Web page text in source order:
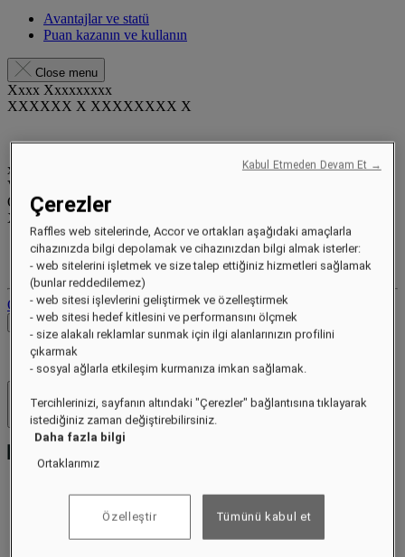
Avantajlar ve statü
Puan kazanın ve kullanın
Close menu
Xxxx Xxxxxxxxx
XXXXXX X XXXXXXXX X
xxxxxxxx
Valid until
Ödül puanlar
XXXpts
Sadakat hesabınız
Rezervasyonlarınız
Oturumu Kapat
Fiyatları Kontrol Et
Otel ve Tatil Köyleri
Menüyü aç
Özel Teklifler
Çerezler
Raffles web sitelerinde, Accor ve ortakları aşağıdaki amaçlarla
cihazınızda bilgi depolamak ve cihazınızdan bilgi almak isterler:
- web sitelerini işletmek ve size talep ettiğiniz hizmetleri sağlamak
(bunlar reddedilemez)
- web sitesi işlevlerini geliştirmek ve özelleştirmek
- web sitesi hedef kitlesini ve performansını ölçmek
- size alakalı reklamlar sunmak için ilgi alanlarınızın profilini
çıkarmak
- sosyal ağlarla etkileşim kurmanıza imkan sağlamak.
Tercihlerinizi, sayfanın altındaki "Çerezler" bağlantısına tıklayarak
istediğiniz zaman değiştirebilirsiniz.
Daha fazla bilgi
Ortaklarımız
Özelleştir Tümünü kabul et
Kabul Etmeden Devam Et →